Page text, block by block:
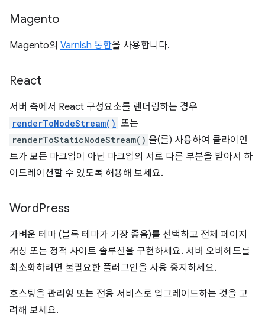
Magento
Magento의 Varnish 통합을 사용합니다.
React
서버 측에서 React 구성요소를 렌더링하는 경우
renderToNodeStream() 또는
renderToStaticNodeStream() 을(를) 사용하여 클라이언
트가 모든 마크업이 아닌 마크업의 서로 다른 부분을 받아서 하
이드레이션할 수 있도록 허용해 보세요.
WordPress
가벼운 테마 (블록 테마가 가장 좋음)를 선택하고 전체 페이지
캐싱 또는 정적 사이트 솔루션을 구현하세요. 서버 오버헤드를
최소화하려면 불필요한 플러그인을 사용 중지하세요.
호스팅을 관리형 또는 전용 서비스로 업그레이드하는 것을 고
려해 보세요.